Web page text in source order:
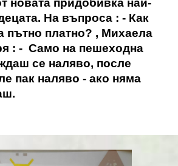
На въпроса : - Как
пътно платно? , Михаела
: - Само на пешеходна
се наляво, после
пак наляво - ако няма